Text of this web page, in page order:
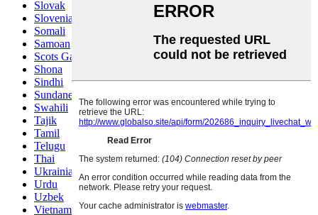
Slovak
Slovenian
Somali
Samoan
Scots Gaelic
Shona
Sindhi
Sundanese
Swahili
Tajik
Tamil
Telugu
Thai
Ukrainian
Urdu
Uzbek
Vietnamese